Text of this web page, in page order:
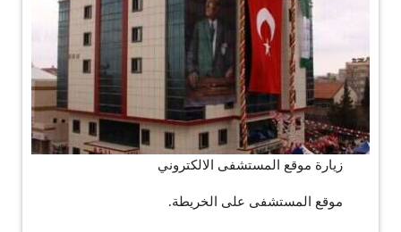
زيارة موقع المستشفى الالكتروني
موقع المستشفى على الخريطة.